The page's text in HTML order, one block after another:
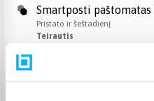
Smartposti paštomatas
Pristato ir šeštadienį
Teirautis